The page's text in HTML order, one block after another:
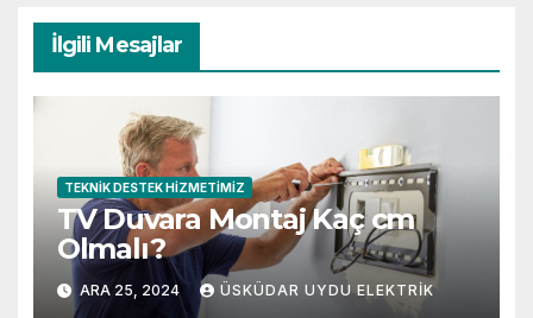
İlgili Mesajlar
TEKNIK DESTEK HIZMETIMIZ
TV Duvara Montaj Kaç cm
Olmalı?
ARA 25, 2024 ÜSKÜDAR UYDU ELEKTRIK